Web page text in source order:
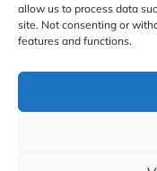
allow us to process data
site. Not consenting or
features and functions.
Política de